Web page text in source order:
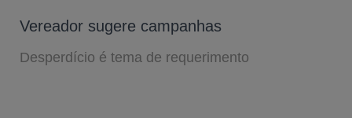
Vereador sugere campanhas
Desperdício é tema de requerimento